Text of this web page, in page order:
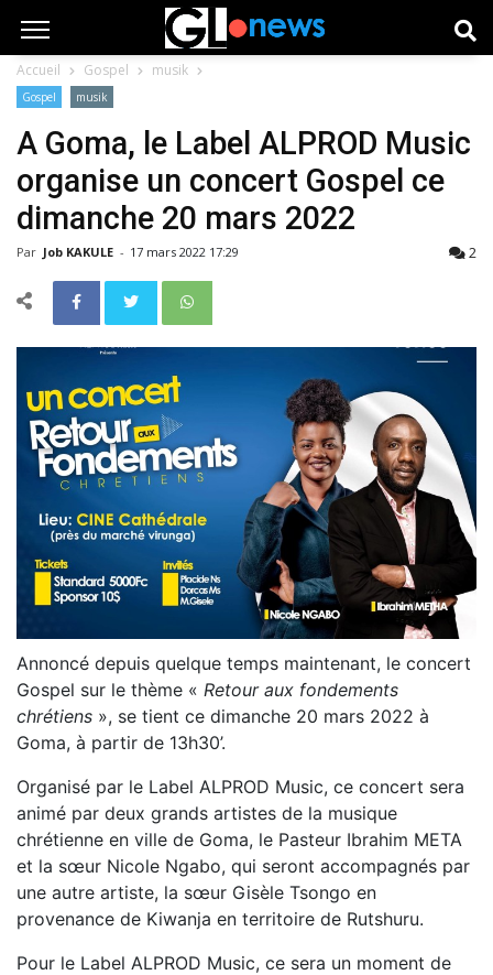
Accueil Gospel musik
Gospel musik
A Goma, le Label ALPROD Music
organise un concert Gospel ce
dimanche 20 mars 2022
Par Job KAKULE - 17 mars 2022 17:29 2
Annoncé depuis quelque temps maintenant, le concert
Gospel sur le thème « Retour aux fondements
chrétiens », se tient ce dimanche 20 mars 2022 à
Goma, à partir de 13h30’.
Organisé par le Label ALPROD Music, ce concert sera
animé par deux grands artistes de la musique
chrétienne en ville de Goma, le Pasteur Ibrahim META
et la sœur Nicole Ngabo, qui seront accompagnés par
une autre artiste, la sœur Gisèle Tsongo en
provenance de Kiwanja en territoire de Rutshuru.
Pour le Label ALPROD Music, ce sera un moment de